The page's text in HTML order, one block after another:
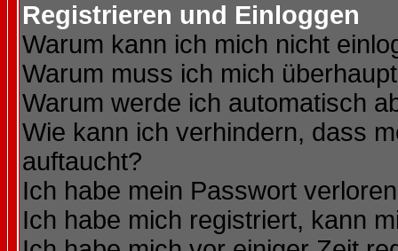
Registrieren und Einloggen
Warum kann ich mich nicht
Warum muss ich mich
Warum werde ich automatisch
Wie kann ich verhindern, dass
auftaucht?
Ich habe mein Passwort
Ich habe mich registriert, kann